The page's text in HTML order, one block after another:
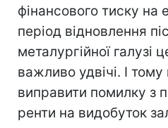
фінансового тиску на
період відновлення
металургійної галузі
важливо удвічі. І тому
виправити помилку з
ренти на видобуток